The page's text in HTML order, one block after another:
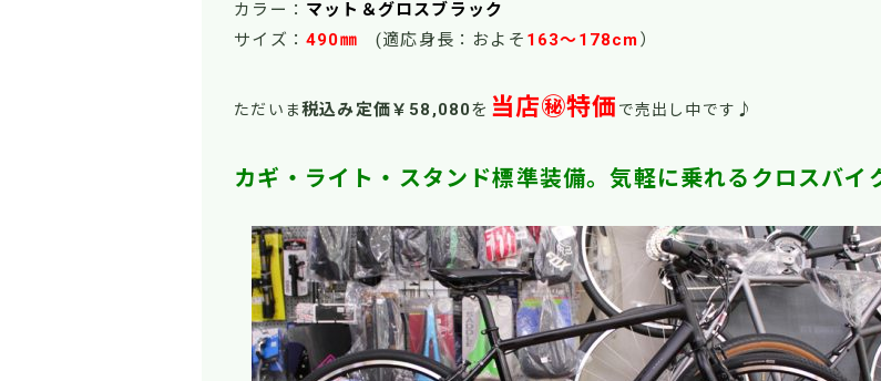
カラー： マット＆グロスブラック
サイズ：490㎜ (適応身長：およそ 163～178cm）
ただいま税込み定価￥58 ,080を 当店㊙特価 で売出し中です ♪
カギ・ライト・スタンド標準装備。気軽に乗れるクロスバイ